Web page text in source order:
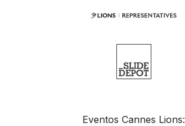
Eventos Cannes Lions: